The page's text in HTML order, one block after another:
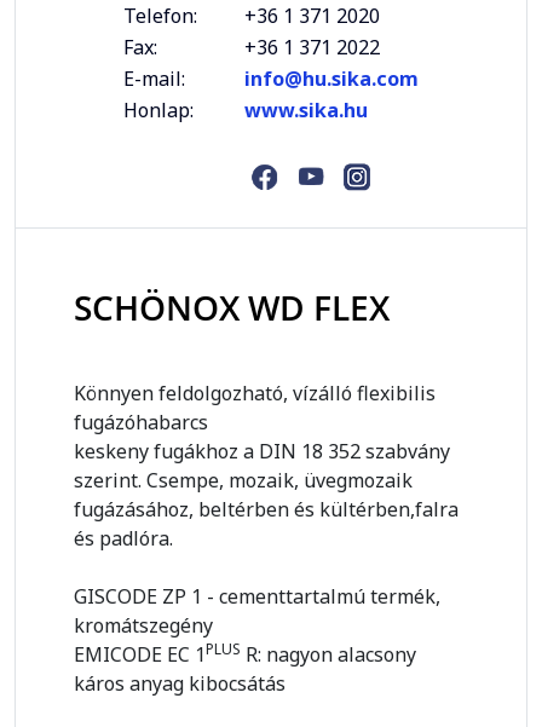
Telefon:
+36 1 371 2020
Fax:
+36 1 371 2022
E-mail:
info@hu.sika.com
Honlap:
www.sika.hu
SCHÖNOX WD FLEX
Könnyen feldolgozható, vízálló flexibilis
fugázóhabarcs
keskeny fugákhoz a DIN 18 352 szabvány
szerint. Csempe, mozaik, üvegmozaik
fugázásához, beltérben és kültérben,falra
és padlóra.
GISCODE ZP 1 - cementtartalmú termék,
kromátszegény
EMICODE EC 1PLUS R: nagyon alacsony
káros anyag kibocsátás